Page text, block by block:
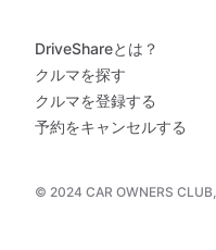
© 2024 CAR OWNERS
DriveShareとは？
クルマを探す
クルマを登録する
予約をキャンセルする